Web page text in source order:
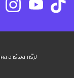
ล อาร์เอส กรุ๊ป